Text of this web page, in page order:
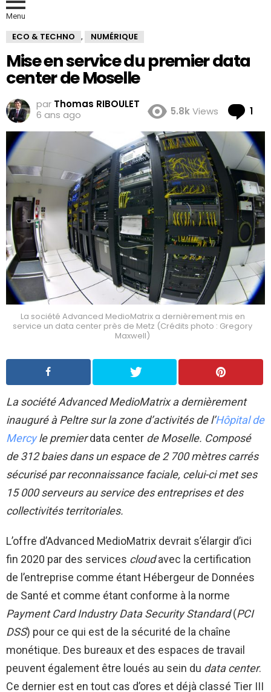
Menu
ECO & TECHNO , NUMÉRIQUE
Mise en service du premier data
center de Moselle
par Thomas RIBOULET
6 ans ago
5.8kViews 1
La société Advanced MedioMatrix a dernièrement mis en
service un data center près de Metz (Crédits photo : Gregory
Maxwell)
La société Advanced MedioMatrix a dernièrement
inauguré à Peltre sur la zone d’activités de l’Hôpital de
Mercyle premierdata center de Moselle. Composé
de 312 baies dans un espace de 2 700 mètres carrés
sécurisé par reconnaissance faciale, celui-ci met ses
15 000 serveurs au service des entreprises et des
collectivités territoriales.
L’offre d’Advanced MedioMatrix devrait s’élargir d’ici
fin 2020 par des services cloudavec la certification
de l’entreprise comme étant Hébergeur de Données
de Santé et comme étant conforme à la norme
Payment Card Industry Data Security Standard(PCI
DSS) pour ce qui est de la sécurité de la chaîne
monétique. Des bureaux et des espaces de travail
peuvent également être loués au sein du data center.
Ce dernier est en tout cas d’ores et déjà classé Tier III